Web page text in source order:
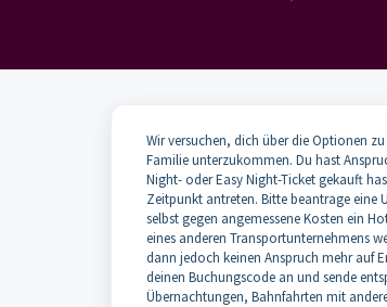
Wir versuchen, dich über die Optionen
Familie unterzukommen. Du hast
Night- oder Easy Night-Ticket gekauft
Zeitpunkt antreten. Bitte beantrage eine
selbst gegen angemessene Kosten ein
eines anderen Transportunternehmens
dann jedoch keinen Anspruch mehr auf
deinen Buchungscode an und sende
Übernachtungen, Bahnfahrten mit